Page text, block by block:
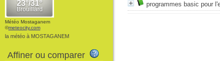
programmes basic pour
Météo Mostaganem
©meteocity.com
la météo à MOSTAGANEM
Affiner ou comparer